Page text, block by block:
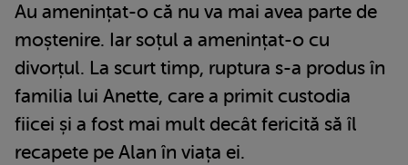
Au amenințat-o că nu va mai avea parte de
moștenire. Iar soțul a amenințat-o cu
divorțul. La scurt timp, ruptura s-a produs în
familia lui Anette, care a primit custodia
fiicei și a fost mai mult decât fericită să îl
recapete pe Alan în viața ei.